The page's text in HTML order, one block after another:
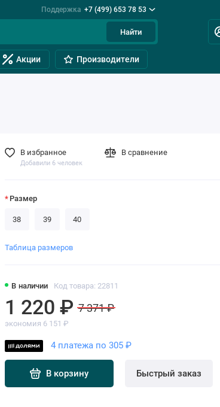
Поддержка +7 (499) 653 78 53
Найти
Акции Производители
В наличии Код товара: 22811
1 220 ₽ 7 371 ₽
экономия 6 151 ₽
4 платежа по 305 ₽
В корзину Быстрый заказ
В избранное
Добавили 6 человек
В сравнение
Размер
38 39 40
Таблица размеров